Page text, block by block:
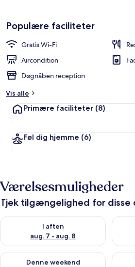
Populære faciliteter
Gratis Wi-Fi
Aircondition
Døgnåben reception
Vis alle
Primære faciliteter (8)
Føl dig hjemme (6)
Værelsesmuligheder
Tjek tilgængelighed for disse
I aften
aug. 7 - aug. 8
Tjek tilgængelighed for i aften aug. 7 -
Tjek
Denne weekend
Tjek tilgængelighed for denne Tjek